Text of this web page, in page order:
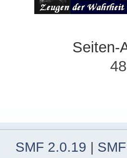
Seiten-
SMF 2.0.19 |